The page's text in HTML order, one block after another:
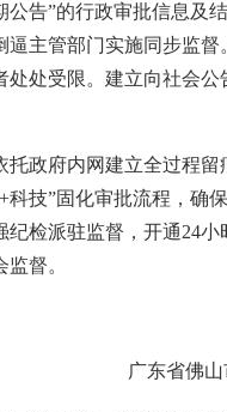
公告”的行政审批信息及
逼主管部门实施同步监
处处受限。建立向社会
府内网建立全过程留
科技”固化审批流程，
检派驻监督，开通24
督。
广东省佛